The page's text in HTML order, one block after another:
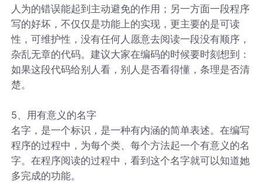
人为的错误能起到主动避免的作用；另一方面一段程序
写的好坏，不仅仅是功能上的实现，更主要的是可读
性，可维护性，没有任何人愿意去阅读一段没有顺序，
杂乱无章的代码。建议大家在编码的时候要时刻想到：
如果这段代码给别人看，别人是否看得懂，条理是否清
楚。
5、用有意义的名字
名字，是一个标识，是一种有内涵的简单表述。在编写
程序的过程中，为每个类、每个方法起一个有意义的名
字。在程序阅读的过程中，看到这个名字就可以知道她
多完成的功能。